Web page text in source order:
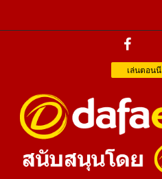
เล่นตอนนี